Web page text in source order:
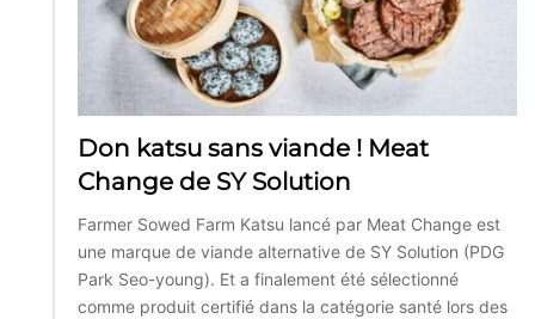
Don katsu sans viande ! Meat
Change de SY Solution
Farmer Sowed Farm Katsu lancé par Meat Change est
une marque de viande alternative de SY Solution (PDG
Park Seo-young). Et a finalement été sélectionné
comme produit certifié dans la catégorie santé lors des